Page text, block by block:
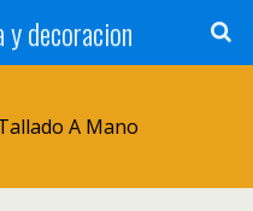
decoracion
A Mano